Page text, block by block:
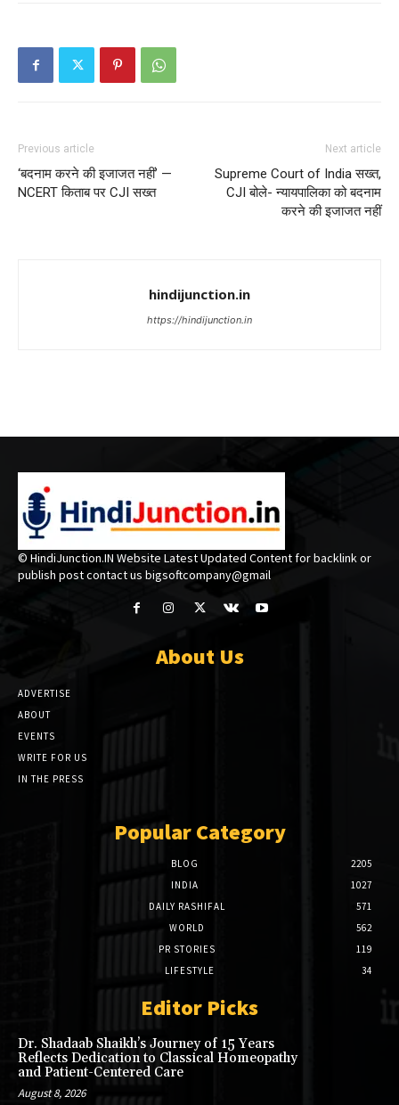
Previous article
‘बदनाम करने की इजाजत नहीं’ —
NCERT किताब पर CJI सख्त
Next article
Supreme Court of India सख्त,
CJI बोले- न्यायपालिका को बदनाम
करने की इजाजत नहीं
hindijunction.in
https://hindijunction.in
© HindiJunction.IN Website Latest Updated Content for backlink or
publish post contact us bigsoftcompany@gmail
About Us
ADVERTISE
ABOUT
EVENTS
WRITE FOR US
IN THE PRESS
Popular Category
BLOG
2205
INDIA
1027
DAILY RASHIFAL
571
WORLD
562
PR STORIES
119
LIFESTYLE
34
Editor Picks
Dr. Shadaab Shaikh’s Journey of 15 Years
Reflects Dedication to Classical Homeopathy
and Patient-Centered Care
August 8, 2026